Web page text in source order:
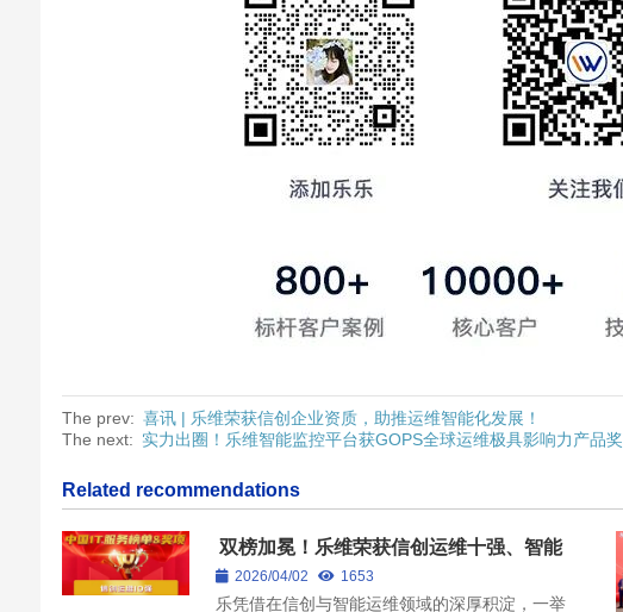
The prev: 喜讯 | 乐维荣获信创企业资质，助推运维智能化发展！
The next: 实力出圈！乐维智能监控平台获GOPS全球运维极具影响力产品奖
Related recommendations
双榜加冕！乐维荣获信创运维十强、智能
运维100强
2026/04/02 1653
乐凭借在信创与智能运维领域的深厚积淀，一举